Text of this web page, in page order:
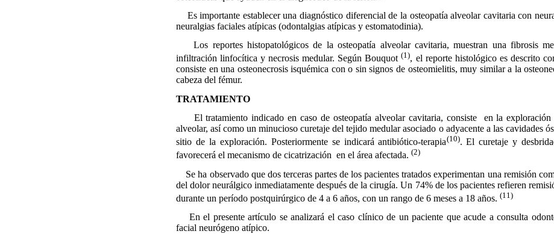
Es importante establecer una diagnóstico diferencial de la osteopatía alveolar cavitaria con
neuralgias faciales atípicas (odontalgias atípicas y estomatodinia).
Los reportes histopatológicos de la osteopatía alveolar cavitaria, muestran una fibrosis
infiltración linfocítica y necrosis medular. Según Bouquot(1), el reporte histológico es descrito
consiste en una osteonecrosis isquémica con o sin signos de osteomielitis, muy similar a la
cabeza del fémur.
TRATAMIENTO
El tratamiento indicado en caso de osteopatía alveolar cavitaria, consiste
en la
alveolar, así como un minucioso curetaje del tejido medular asociado o adyacente a las cavidades
sitio de la exploración. Posteriormente se indicará antibiótico-terapia(10). El curetaje y
favorecerá el mecanismo de cicatrización en el área afectada. (2)
Se ha observado que dos terceras partes de los pacientes tratados experimentan una remisión
del dolor neurálgico inmediatamente después de la cirugía. Un 74% de los pacientes refieren
durante un período postquirúrgico de 4 a 6 años, con un rango de 6 meses a 18 años. (11)
En el presente artículo se analizará el caso clínico de un paciente que acude a consulta
facial neurógeno atípico.